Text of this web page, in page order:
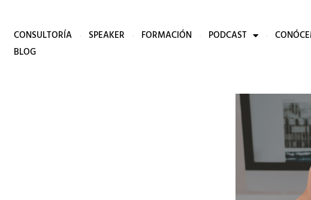
CONSULTORÍA SPEAKER FORMACIÓN PODCAST
BLOG